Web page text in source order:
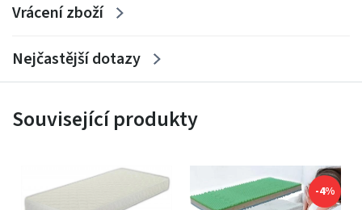
Vrácení zboží
Nejčastější dotazy
Související produkty
-4%